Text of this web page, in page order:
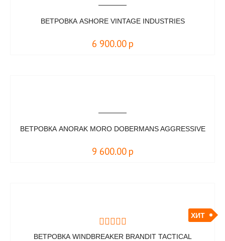
ВЕТРОВКА ASHORE VINTAGE INDUSTRIES
6 900.00 р
ВЕТРОВКА ANORAK MORO DOBERMANS AGGRESSIVE
9 600.00 р
ХИТ
ВЕТРОВКА WINDBREAKER BRANDIT TACTICAL